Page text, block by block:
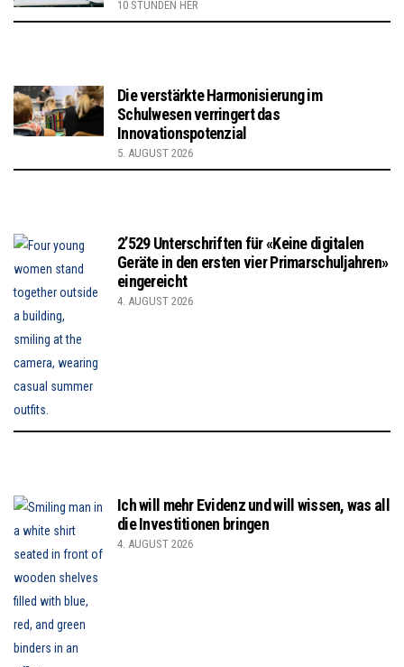
10 STUNDEN HER
Die verstärkte Harmonisierung im
Schulwesen verringert das
Innovationspotenzial
5. AUGUST 2026
2’529 Unterschriften für «Keine digitalen
Geräte in den ersten vier Primarschuljahren»
eingereicht
4. AUGUST 2026
Ich will mehr Evidenz und will wissen, was all
die Investitionen bringen
4. AUGUST 2026